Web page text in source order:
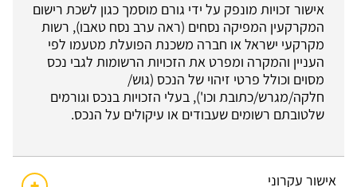
אישור זכויות מונפק על ידי גורם מוסמך כגון לשכת רישום
המקרקעין המפיקה נסחים (ראה ערב נסח טאבו), רשות
מקרקעי ישראל או חברה משכנת הפועלת מטעמו לפי
העניין והמקרה ומפרט את הזכויות הרשומות לגבי נכס
מסוים וכולל פרטי זיהוי של הנכס (גוש/
חלקה/מגרש/כתובת וכו'), בעלי הזכויות בנכס וגורמים
שלטובתם רשומים שעבודים או עיקולים על הנכס.
אישור עקרוני